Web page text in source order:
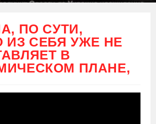
ПО СУТИ,
ИЗ СЕБЯ УЖЕ НЕ
В
ПЛАНЕ,